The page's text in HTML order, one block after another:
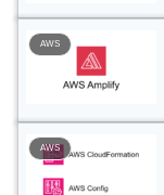
AWS
AWS